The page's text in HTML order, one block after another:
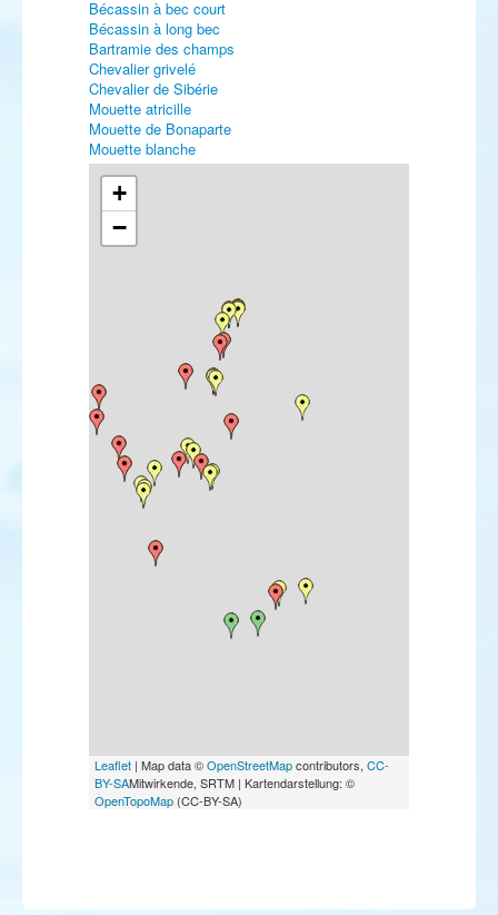
Bécassin à bec court
Bécassin à long bec
Bartramie des champs
Chevalier grivelé
Chevalier de Sibérie
Mouette atricille
Mouette de Bonaparte
Mouette blanche
Tourterelle orientale
Harfang des neiges
Martin-pêcheur d'Amérique
Pic de Sharpe
Pipit à dos olive
Grivette à dos olive
Fauvette naine
Pouillot boréal
Pouillot de Schwarz
Pie-grièche brune
Pie-grièche isabelle
Viréo à œil rouge
Paruline rayée
Bruant masqué
+
−
Leaflet | Map data ©OpenStreetMapcontributors, CC-
BY-SAMitwirkende, SRTM | Kartendarstellung: ©
OpenTopoMap (CC-BY-SA)